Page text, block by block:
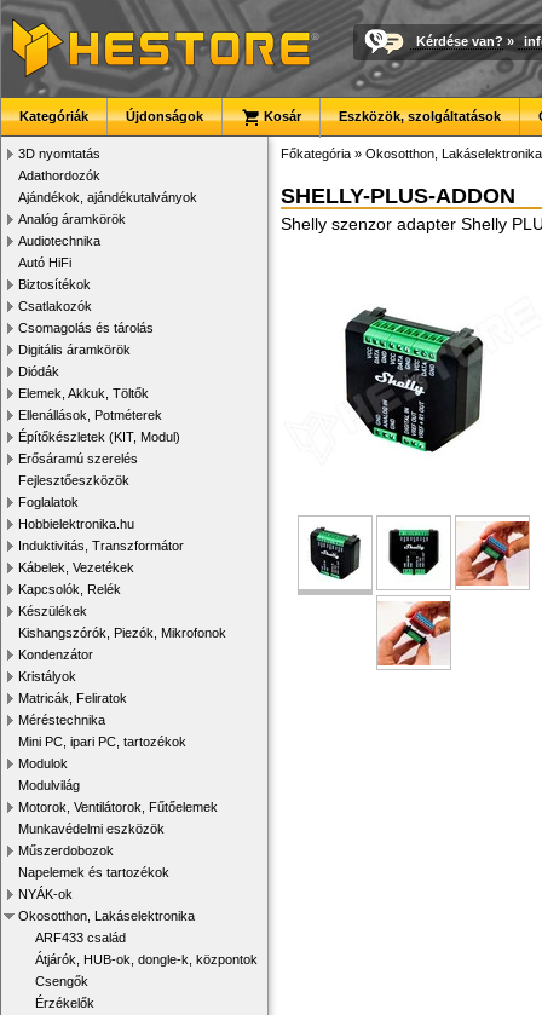
Kérdése van? »
Kategóriák Újdonságok Kosár Eszközök, szolgáltatások
3D nyomtatás
Adathordozók
Ajándékok, ajándékutalványok
Analóg áramkörök
Audiotechnika
Autó HiFi
Biztosítékok
Csatlakozók
Csomagolás és tárolás
Digitális áramkörök
Diódák
Elemek, Akkuk, Töltők
Ellenállások, Potméterek
Építőkészletek (KIT, Modul)
Erősáramú szerelés
Fejlesztőeszközök
Foglalatok
Hobbielektronika.hu
Induktivitás, Transzformátor
Kábelek, Vezetékek
Kapcsolók, Relék
Készülékek
Kishangszórók, Piezók, Mikrofonok
Kondenzátor
Kristályok
Matricák, Feliratok
Méréstechnika
Mini PC, ipari PC, tartozékok
Modulok
Modulvilág
Motorok, Ventilátorok, Fűtőelemek
Munkavédelmi eszközök
Műszerdobozok
Napelemek és tartozékok
NYÁK-ok
Okosotthon, Lakáselektronika
ARF433 család
Átjárók, HUB-ok, dongle-k, központok
Csengők
Érzékelők
Főkategória » Okosotthon, Lakáselektronika
SHELLY-PLUS-ADDON
Shelly szenzor adapter Shelly